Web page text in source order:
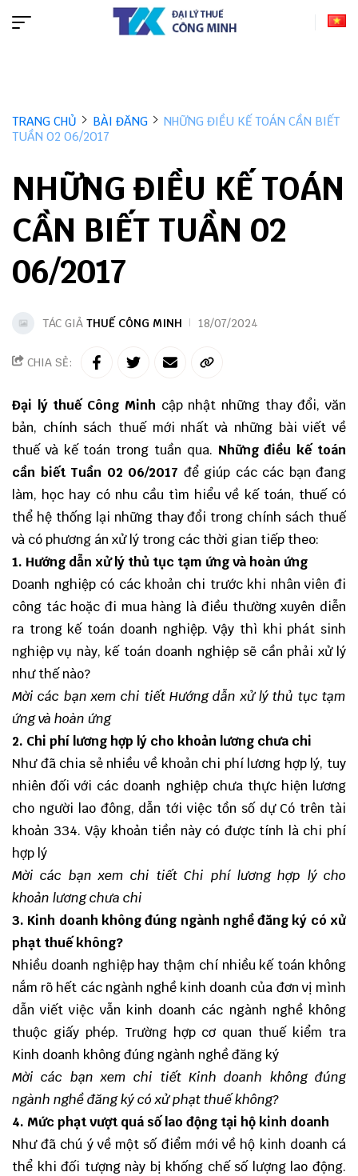
TRANG CHỦ BÀI ĐĂNG
NHỮNG ĐIỀU KẾ TOÁN CẦN BIẾT
TUẦN 02 06/2017
NHỮNG ĐIỀU KẾ TOÁN
CẦN BIẾT TUẦN 02
06/2017
TÁC GIẢ THUẾ CÔNG MINH 18/07/2024
CHIA SẺ:
Đại lý thuế Công Minh cập nhật những thay đổi, văn
bản, chính sách thuế mới nhất và những bài viết về
thuế và kế toán trong tuần qua. Những điều kế toán
cần biết Tuần 02 06/2017 để giúp các các bạn đang
làm, học hay có nhu cầu tìm hiểu về kế toán, thuế có
thể hệ thống lại những thay đổi trong chính sách thuế
và có phương án xử lý trong các thời gian tiếp theo:
1. Hướng dẫn xử lý thủ tục tạm ứng và hoàn ứng
Doanh nghiệp có các khoản chi trước khi nhân viên đi
công tác hoặc đi mua hàng là điều thường xuyên diễn
ra trong kế toán doanh nghiệp. Vậy thì khi phát sinh
nghiệp vụ này, kế toán doanh nghiệp sẽ cần phải xử lý
như thế nào?
Mời các bạn xem chi tiết Hướng dẫn xử lý thủ tục tạm
ứng và hoàn ứng
2. Chi phí lương hợp lý cho khoản lương chưa chi
Như đã chia sẻ nhiều về khoản chi phí lương hợp lý, tuy
nhiên đối với các doanh nghiệp chưa thực hiện lương
cho người lao đông, dẫn tới việc tồn số dự Có trên tài
khoản 334. Vậy khoản tiền này có được tính là chi phí
hợp lý
Mời các bạn xem chi tiếtChi phí lương hợp lý cho
khoản lương chưa chi
3. Kinh doanh không đúng ngành nghề đăng ký có xử
phạt thuế không?
Nhiều doanh nghiệp hay thậm chí nhiều kế toán không
nắm rõ hết các ngành nghề kinh doanh của đơn vị mình
dẫn viết việc vẫn kinh doanh các ngành nghề không
thuộc giấy phép. Trường hợp cơ quan thuế kiểm tra
Kinh doanh không đúng ngành nghề đăng ký
Mời các bạn xem chi tiết Kinh doanh không đúng
ngành nghề đăng ký có xử phạt thuế không?
4. Mức phạt vượt quá số lao động tại hộ kinh doanh
Như đã chú ý về một số điểm mới về hộ kinh doanh cá
thể khi đối tượng này bị khống chế số lượng lao động.